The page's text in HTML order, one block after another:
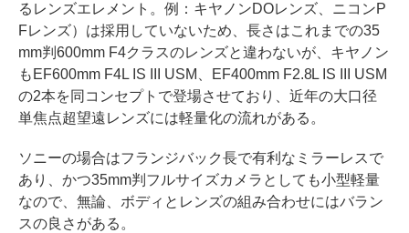
るレンズエレメント。例：キヤノンDOレンズ、ニコンP
Fレンズ）は採用していないため、長さはこれまでの35
mm判600mm F4クラスのレンズと違わないが、キヤノン
もEF600mm F4L IS III USM、EF400mm F2.8L IS III USM
の2本を同コンセプトで登場させており、近年の大口径
単焦点超望遠レンズには軽量化の流れがある。
ソニーの場合はフランジバック長で有利なミラーレスで
あり、かつ35mm判フルサイズカメラとしても小型軽量
なので、無論、ボディとレンズの組み合わせにはバラン
スの良さがある。